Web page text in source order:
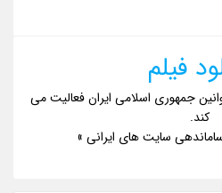
فیلم
جمهوری اسلامی ایران فعالیت می
کند.
سایت های ایرانی »